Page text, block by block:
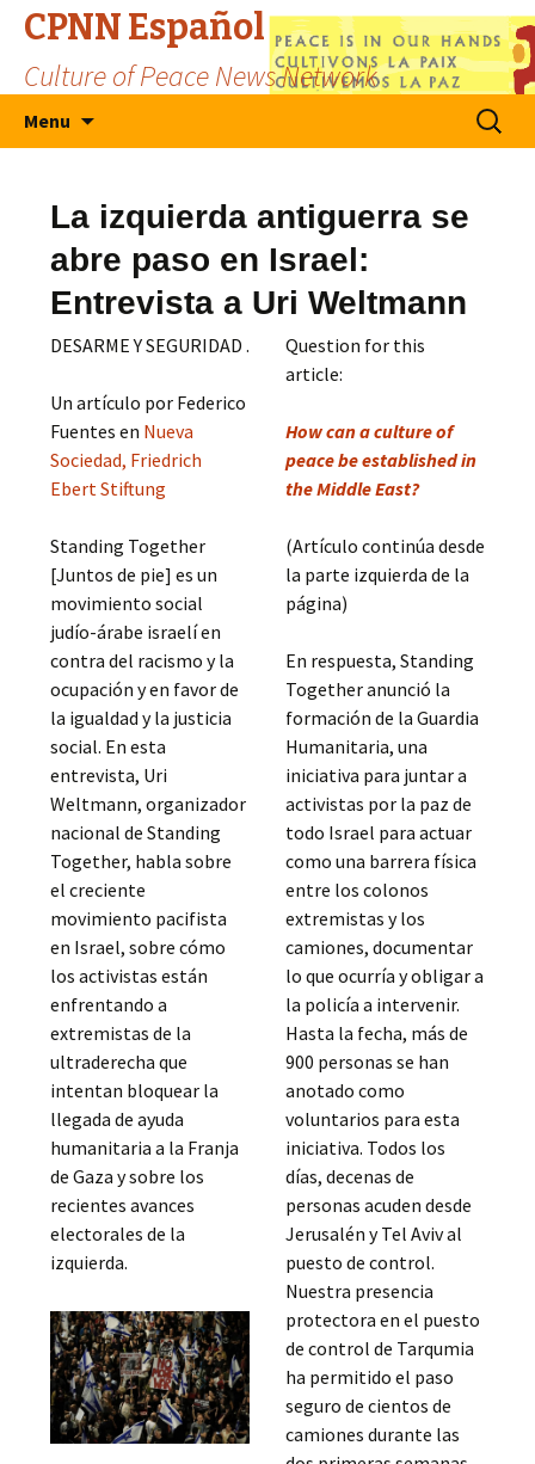
CPNN Español
Culture of Peace News Network
Menu
Search
for:
La izquierda antiguerra se
abre paso en Israel:
Entrevista a Uri Weltmann
DESARME Y SEGURIDAD .
Un artículo por Federico
Fuentes en Nueva
Sociedad, Friedrich
Ebert Stiftung
Standing Together
[Juntos de pie] es un
movimiento social
judío-árabe israelí en
contra del racismo y la
ocupación y en favor de
la igualdad y la justicia
social. En esta
entrevista, Uri
Weltmann, organizador
nacional de Standing
Together, habla sobre
el creciente
movimiento pacifista
en Israel, sobre cómo
los activistas están
enfrentando a
extremistas de la
ultraderecha que
intentan bloquear la
llegada de ayuda
humanitaria a la Franja
de Gaza y sobre los
recientes avances
electorales de la
izquierda.
Question for this
article:
How can a culture of
peace be established in
the Middle East?
(Artículo continúa desde
la parte izquierda de la
página)
En respuesta, Standing
Together anunció la
formación de la Guardia
Humanitaria, una
iniciativa para juntar a
activistas por la paz de
todo Israel para actuar
como una barrera física
entre los colonos
extremistas y los
camiones, documentar
lo que ocurría y obligar a
la policía a intervenir.
Hasta la fecha, más de
900 personas se han
anotado como
voluntarios para esta
iniciativa. Todos los
días, decenas de
personas acuden desde
Jerusalén y Tel Aviv al
puesto de control.
Nuestra presencia
protectora en el puesto
de control de Tarqumia
ha permitido el paso
seguro de cientos de
camiones durante las